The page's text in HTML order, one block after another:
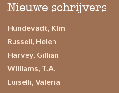
Nieuwe schrijvers
Hundevadt, Kim
Russell, Helen
Harvey, Gillian
Williams, T.A.
Luiselli, Valeria